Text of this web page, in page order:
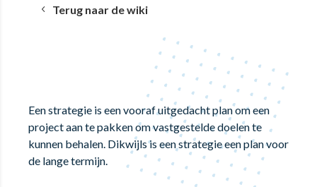
Terug naar de wiki
Een strategie is een vooraf uitgedacht plan om een
project aan te pakken om vastgestelde doelen te
kunnen behalen. Dikwijls is een strategie een plan voor
de lange termijn.